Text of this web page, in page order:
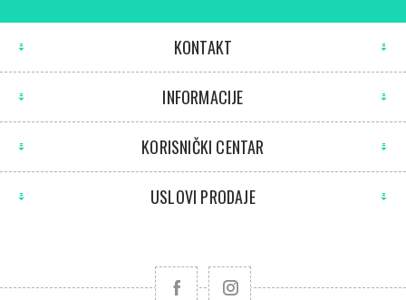
KONTAKT
INFORMACIJE
KORISNIČKI CENTAR
USLOVI PRODAJE